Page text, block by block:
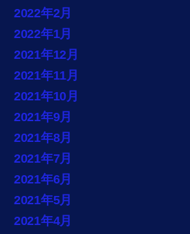
2022年2月
2022年1月
2021年12月
2021年11月
2021年10月
2021年9月
2021年8月
2021年7月
2021年6月
2021年5月
2021年4月